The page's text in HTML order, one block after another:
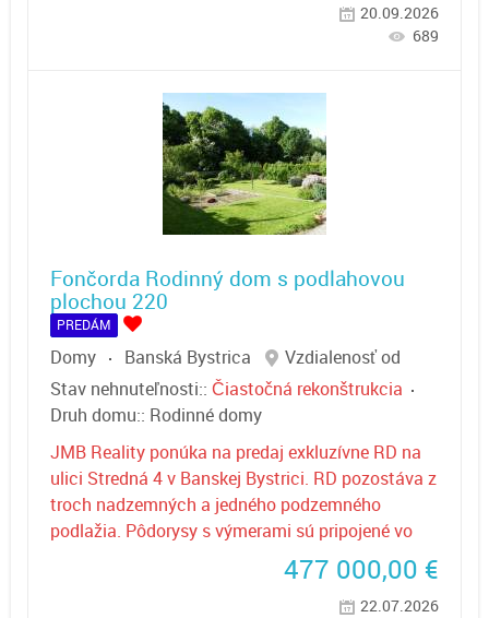
20.09.2026
689
Fončorda Rodinný dom s podlahovou
plochou 220
PREDÁM
Domy Banská Bystrica
Vzdialenosť od
Stav nehnuteľnosti:: Čiastočná rekonštrukcia
Druh domu:: Rodinné domy
JMB Reality ponúka na predaj exkluzívne RD na
ulici Stredná 4 v Banskej Bystrici. RD pozostáva z
troch nadzemných a jedného podzemného
podlažia. Pôdorysy s výmerami sú pripojené vo
477 000,00 €
22.07.2026